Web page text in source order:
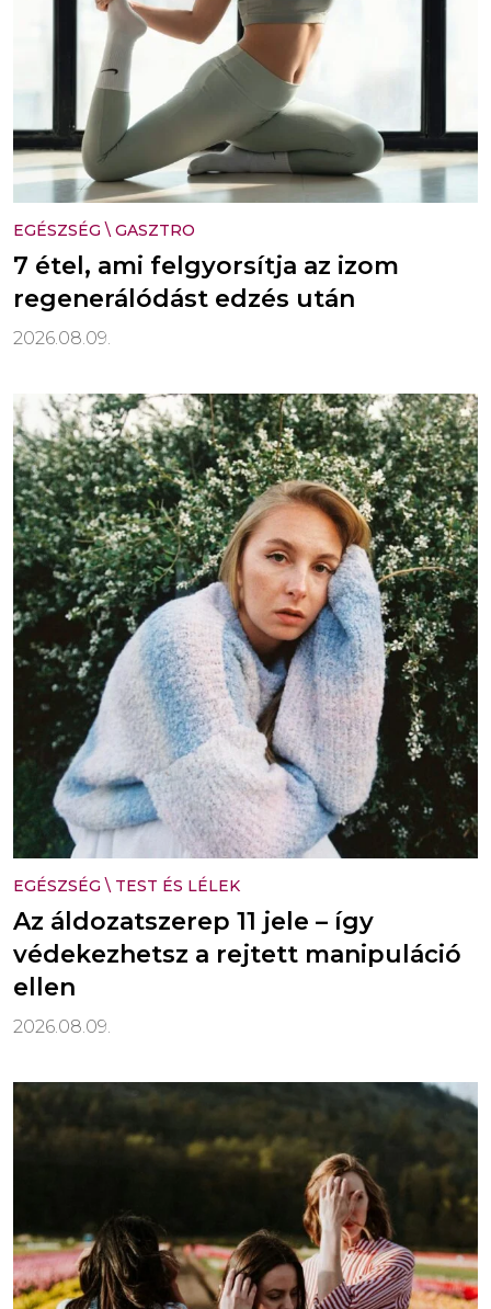
EGÉSZSÉG \ GASZTRO
7 étel, ami felgyorsítja az izom
regenerálódást edzés után
2026.08.09.
EGÉSZSÉG \ TEST ÉS LÉLEK
Az áldozatszerep 11 jele – így
védekezhetsz a rejtett manipuláció
ellen
2026.08.09.